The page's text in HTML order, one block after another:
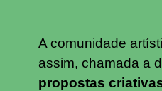
A comunidade
assim, chamada a
propostas